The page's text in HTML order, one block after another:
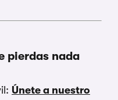
pierdas nada
Únete a nuestro